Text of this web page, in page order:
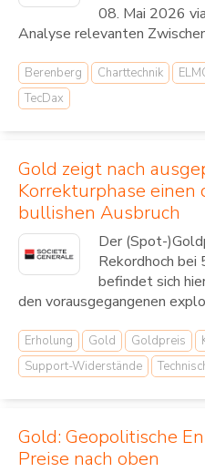
08. Mai 2026
Analyse relevanten
Berenberg Charttechnik
TecDax
Gold zeigt nach
Korrekturphase einen
bullishen Ausbruch
Der (Spot-
Rekordhoch bei
befindet sich
den vorausgegangenen
Erholung Gold Goldpreis
Support-Widerstände
Gold: Geopolitische
Preise nach oben